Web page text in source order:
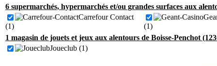
6 supermarchés, hypermarchés et/ou grandes surfaces aux
Carrefour Contact
(1)
(1)
1 magasin de jouets et jeux aux alentours de Boisse-Penchot
Joueclub (1)